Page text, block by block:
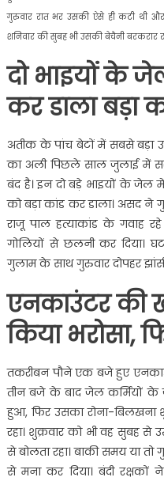
गुरुवार रात भर उसकी ऐसे ही कटी थी
शनिवार की सुबह भी उसकी बेचैनी बरकरार
दो भाइयों के
कर डाला बड़ा
अतीक के पांच बेटों में सबसे
का अली पिछले साल जुलाई में
बंद है। इन दो बड़े भाइयों के जेल
को बड़ा कांड कर डाला। असद
राजू पाल हत्याकांड के गवाह
गोलियों से छलनी कर दिया।
गुलाम के साथ गुरुवार दोपहर
एनकाउंटर की
किया भरोसा,
तकरीबन पौने एक बजे हुए
तीन बजे के बाद जेल कर्मियों के
हुआ, फिर उसका रोना-बिलखना
रहा। शुक्रवार को भी वह सुबह से
से बोलता रहा। बाकी समय या तो
से मना कर दिया। बंदी रक्षकों